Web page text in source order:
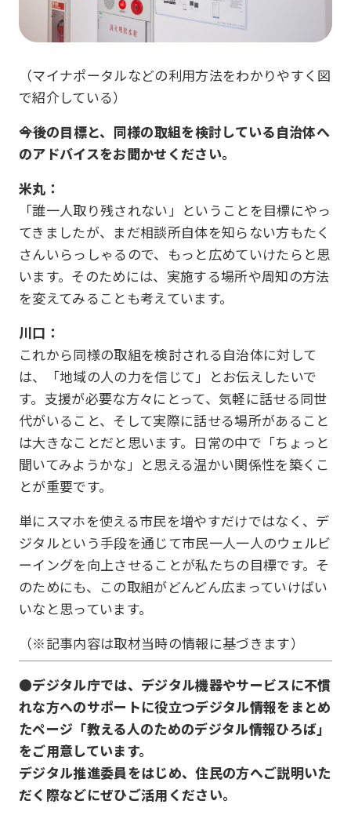
（マイナポータルなどの利用方法をわかりやすく図
で紹介している）
――今後の目標と、同様の取組を検討している自治体へ
のアドバイスをお聞かせください。
米丸：
「誰一人取り残されない」ということを目標にやっ
てきましたが、まだ相談所自体を知らない方もたく
さんいらっしゃるので、もっと広めていけたらと思
います。そのためには、実施する場所や周知の方法
を変えてみることも考えています。
川口：
これから同様の取組を検討される自治体に対して
は、「地域の人の力を信じて」とお伝えしたいで
す。支援が必要な方々にとって、気軽に話せる同世
代がいること、そして実際に話せる場所があること
は大きなことだと思います。日常の中で「ちょっと
聞いてみようかな」と思える温かい関係性を築くこ
とが重要です。
単にスマホを使える市民を増やすだけではなく、デ
ジタルという手段を通じて市民一人一人のウェルビ
ーイングを向上させることが私たちの目標です。そ
のためにも、この取組がどんどん広まっていけばい
いなと思っています。
（※記事内容は取材当時の情報に基づきます）
●デジタル庁では、デジタル機器やサービスに不慣
れな方へのサポートに役立つデジタル情報をまとめ
たページ「教える人のためのデジタル情報ひろば」
をご用意しています。
デジタル推進委員をはじめ、住民の方へご説明いた
だく際などにぜひご活用ください。